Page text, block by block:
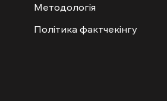
Методологія
Політика фактчекінгу